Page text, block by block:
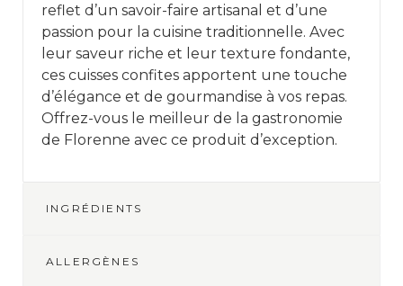
reflet d’un savoir-faire artisanal et d’une
passion pour la cuisine traditionnelle. Avec
leur saveur riche et leur texture fondante,
ces cuisses confites apportent une touche
d’élégance et de gourmandise à vos repas.
Offrez-vous le meilleur de la gastronomie
de Florenne avec ce produit d’exception.
INGRÉDIENTS
ALLERGÈNES